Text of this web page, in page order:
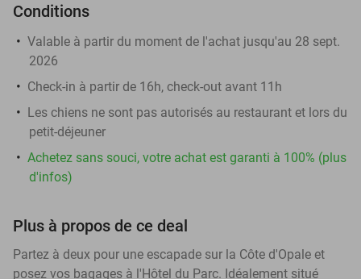
Conditions
Valable à partir du moment de l'achat jusqu'au 28 sept.
2026
Check-in à partir de 16h, check-out avant 11h
Les chiens ne sont pas autorisés au restaurant et lors du
petit-déjeuner
Achetez sans souci, votre achat est garanti à 100% (plus
d'infos)
Plus à propos de ce deal
Partez à deux pour une escapade sur la Côte d'Opale et
posez vos bagages à l'Hôtel du Parc. Idéalement situé